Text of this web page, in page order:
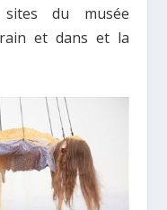
sites du musée
et dans et la